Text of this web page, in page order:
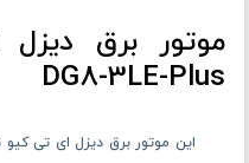
موتور برق
DG8-3LE-Plus
این موتور برق دیزل ای تی کیو